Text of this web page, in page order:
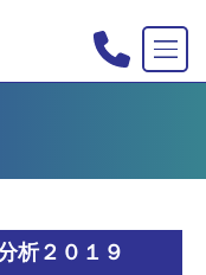
析２０１９